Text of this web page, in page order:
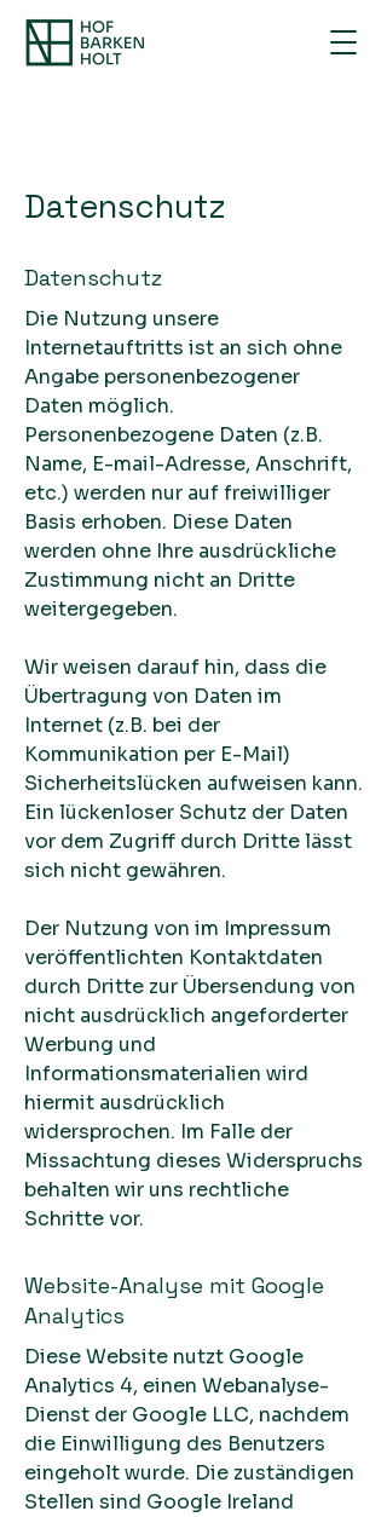
Datenschutz
Datenschutz
Die Nutzung unsere
Internetauftritts ist an sich ohne
Angabe personenbezogener
Daten möglich.
Personenbezogene Daten (z.B.
Name, E-mail-Adresse, Anschrift,
etc.) werden nur auf freiwilliger
Basis erhoben. Diese Daten
werden ohne Ihre ausdrückliche
Zustimmung nicht an Dritte
weitergegeben.
Wir weisen darauf hin, dass die
Übertragung von Daten im
Internet (z.B. bei der
Kommunikation per E-Mail)
Sicherheitslücken aufweisen kann.
Ein lückenloser Schutz der Daten
vor dem Zugriff durch Dritte lässt
sich nicht gewähren.
Der Nutzung von im Impressum
veröffentlichten Kontaktdaten
durch Dritte zur Übersendung von
nicht ausdrücklich angeforderter
Werbung und
Informationsmaterialien wird
hiermit ausdrücklich
widersprochen. Im Falle der
Missachtung dieses Widerspruchs
behalten wir uns rechtliche
Schritte vor.
Website-Analyse mit Google
Analytics
Diese Website nutzt Google
Analytics 4, einen Webanalyse-
Dienst der Google LLC, nachdem
die Einwilligung des Benutzers
eingeholt wurde. Die zuständigen
Stellen sind Google Ireland